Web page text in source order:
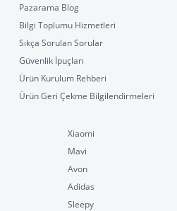
Pazarama Blog
Bilgi Toplumu Hizmetleri
Sıkça Sorulan Sorular
Güvenlik İpuçları
Ürün Kurulum Rehberi
Ürün Geri Çekme Bilgilendirmeleri
Xiaomi
Mavi
Avon
Adidas
Sleepy